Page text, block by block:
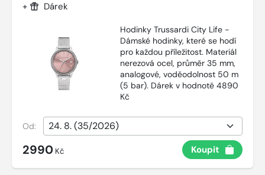
+ Dárek
Hodinky Trussardi City Life -
Dámské hodinky, které se hodí
pro každou příležitost. Materiál
nerezová ocel, průměr 35 mm,
analogové, voděodolnost 50 m
(5 bar). Dárek v hodnotě 4890
Kč
Od:
2990 Kč Koupit